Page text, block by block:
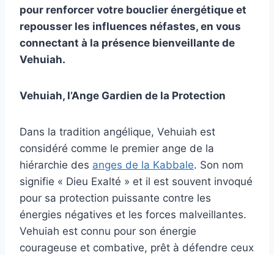
pour renforcer votre bouclier énergétique et
repousser les influences néfastes, en vous
connectant à la présence bienveillante de
Vehuiah.
Vehuiah, l’Ange Gardien de la Protection
Dans la tradition angélique, Vehuiah est
considéré comme le premier ange de la
hiérarchie des anges de la Kabbale. Son nom
signifie « Dieu Exalté » et il est souvent invoqué
pour sa protection puissante contre les
énergies négatives et les forces malveillantes.
Vehuiah est connu pour son énergie
courageuse et combative, prêt à défendre ceux